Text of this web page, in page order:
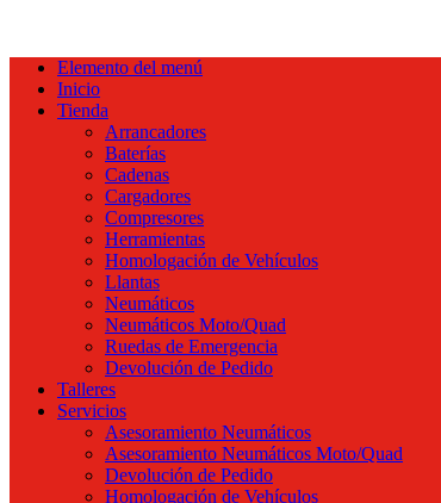
Elemento del menú
Inicio
Tienda
Arrancadores
Baterías
Cadenas
Cargadores
Compresores
Herramientas
Homologación de Vehículos
Llantas
Neumáticos
Neumáticos Moto/Quad
Ruedas de Emergencia
Devolución de Pedido
Talleres
Servicios
Asesoramiento Neumáticos
Asesoramiento Neumáticos Moto/Quad
Devolución de Pedido
Homologación de Vehículos